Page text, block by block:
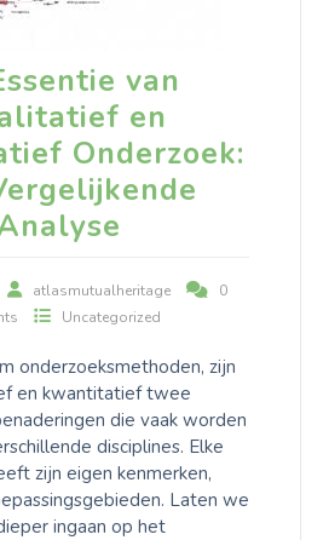
van
en
Onderzoek:
atlasmutualheritage
0
Uncategorized
onderzoeksmethoden, zijn
en kwantitatief twee
die vaak worden
disciplines. Elke
zijn eigen kenmerken,
Laten we
ingaan op het